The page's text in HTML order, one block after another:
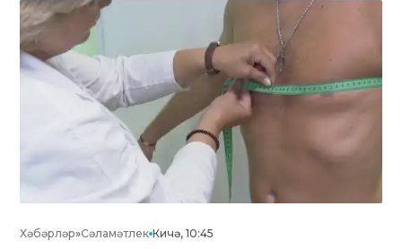
Хәбәрләр»Сәламәтлек Кичә, 10:45